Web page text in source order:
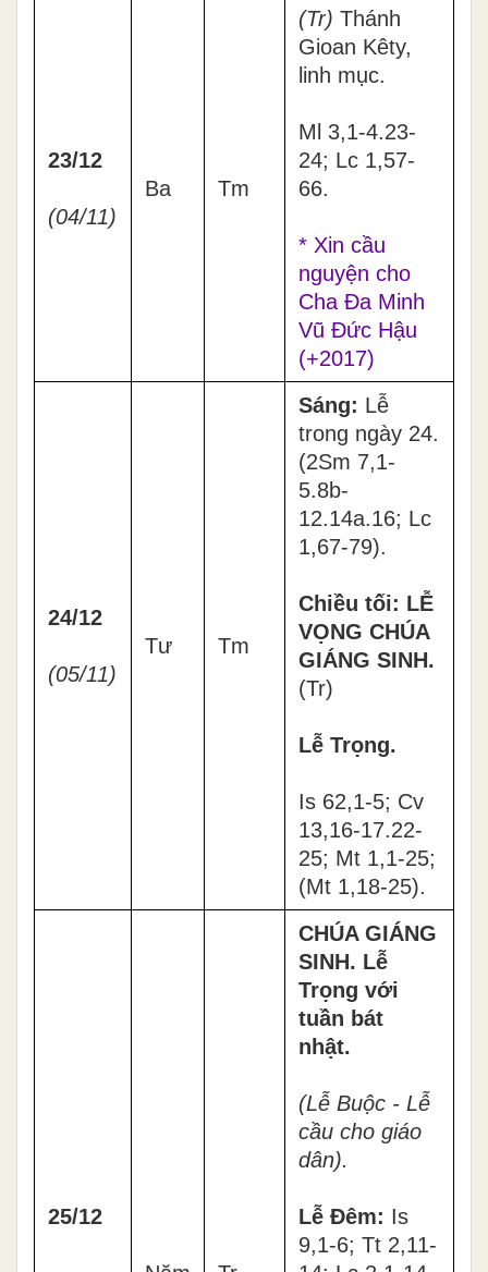
23/12
(04/11)
Ba Tm
(Tr) Thánh
Gioan Kêty,
linh mục.
Ml 3,1-4.23-
24; Lc 1,57-
66.
* Xin cầu
nguyện cho
Cha Đa Minh
Vũ Đức Hậu
(+2017)
24/12
(05/11)
Tư Tm
Sáng: Lễ
trong ngày 24.
(2Sm 7,1-
5.8b-
12.14a.16; Lc
1,67-79).
Chiều tối: LỄ
VỌNG CHÚA
GIÁNG SINH.
(Tr)
Lễ Trọng.
Is 62,1-5; Cv
13,16-17.22-
25; Mt 1,1-25;
(Mt 1,18-25).
25/12
CHÚA GIÁNG
SINH. Lễ
Trọng với
tuần bát
nhật.
(Lễ Buộc - Lễ
cầu cho giáo
dân).
Lễ Đêm: Is
9,1-6; Tt 2,11-